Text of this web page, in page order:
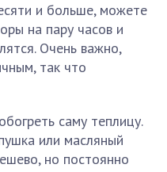
и больше, можете
на пару часов и
Очень важно,
так что
саму теплицу.
или масляный
но постоянно